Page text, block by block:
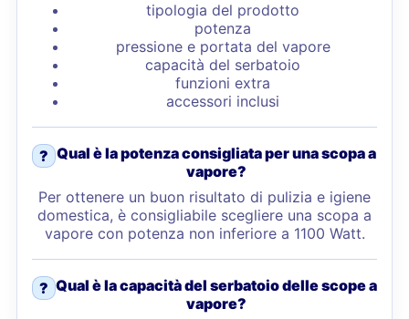
tipologia del prodotto
potenza
pressione e portata del vapore
capacità del serbatoio
funzioni extra
accessori inclusi
? Qual è la potenza consigliata per una scopa a
vapore?
Per ottenere un buon risultato di pulizia e igiene
domestica, è consigliabile scegliere una scopa a
vapore con potenza non inferiore a 1100 Watt.
? Qual è la capacità del serbatoio delle scope a
vapore?